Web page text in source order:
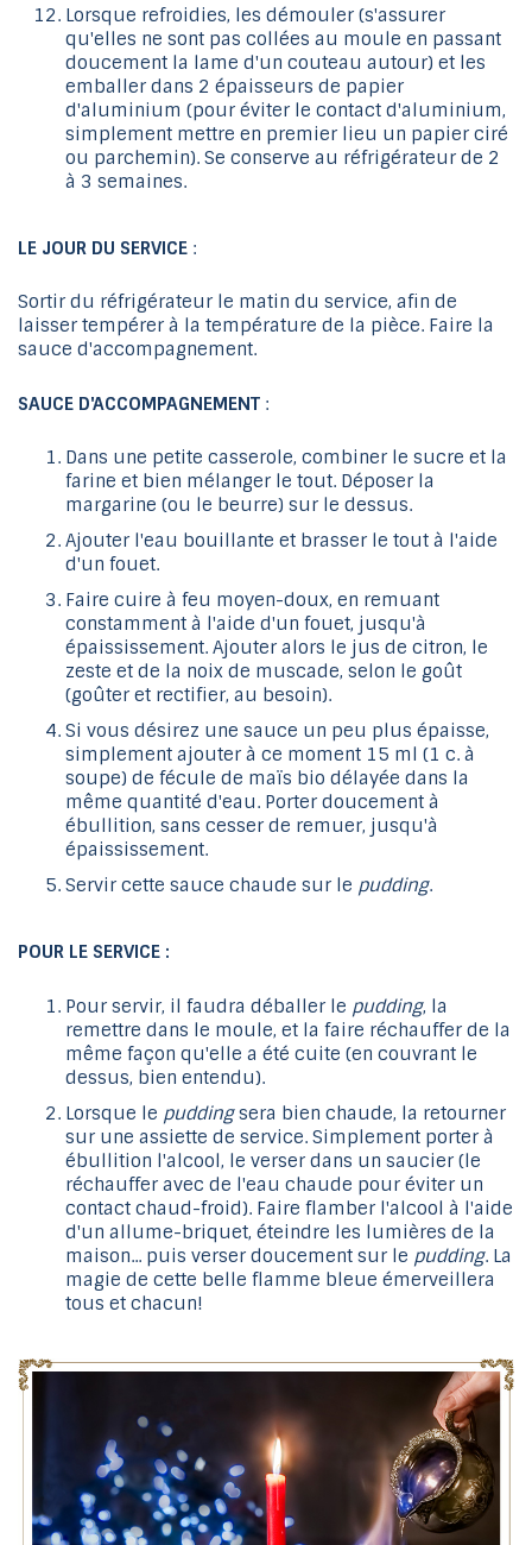
Lorsque refroidies, les démouler (s'assurer
qu'elles ne sont pas collées au moule en passant
doucement la lame d'un couteau autour) et les
emballer dans 2 épaisseurs de papier
d'aluminium (pour éviter le contact d'aluminium,
simplement mettre en premier lieu un papier ciré
ou parchemin). Se conserve au réfrigérateur de 2
à 3 semaines.
LE JOUR DU SERVICE :
Sortir du réfrigérateur le matin du service, afin de
laisser tempérer à la température de la pièce. Faire la
sauce d'accompagnement.
SAUCE D'ACCOMPAGNEMENT :
Dans une petite casserole, combiner le sucre et la
farine et bien mélanger le tout. Déposer la
margarine (ou le beurre) sur le dessus.
Ajouter l'eau bouillante et brasser le tout à l'aide
d'un fouet.
Faire cuire à feu moyen-doux, en remuant
constamment à l'aide d'un fouet, jusqu'à
épaississement. Ajouter alors le jus de citron, le
zeste et de la noix de muscade, selon le goût
(goûter et rectifier, au besoin).
Si vous désirez une sauce un peu plus épaisse,
simplement ajouter à ce moment 15 ml (1 c. à
soupe) de fécule de maïs bio délayée dans la
même quantité d'eau. Porter doucement à
ébullition, sans cesser de remuer, jusqu'à
épaississement.
Servir cette sauce chaude sur le pudding.
POUR LE SERVICE :
Pour servir, il faudra déballer le pudding, la
remettre dans le moule, et la faire réchauffer de la
même façon qu'elle a été cuite (en couvrant le
dessus, bien entendu).
Lorsque le puddingsera bien chaude, la retourner
sur une assiette de service. Simplement porter à
ébullition l'alcool, le verser dans un saucier (le
réchauffer avec de l'eau chaude pour éviter un
contact chaud-froid). Faire flamber l'alcool à l'aide
d'un allume-briquet, éteindre les lumières de la
maison... puis verser doucement sur le pudding. La
magie de cette belle flamme bleue émerveillera
tous et chacun!